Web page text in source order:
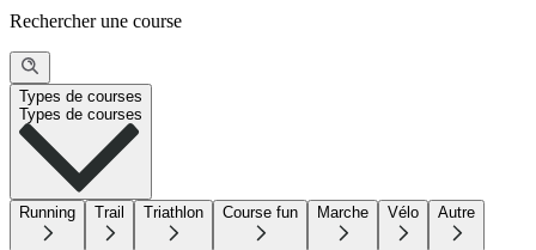
Rechercher une course
Types de courses
Types de courses
Running Trail Triathlon Course fun Marche Vélo Autre